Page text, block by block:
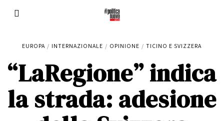
EUROPA / INTERNAZIONALE / OPINIONE / TICINO E SVIZZERA
“LaRegione” indica
la strada: adesione